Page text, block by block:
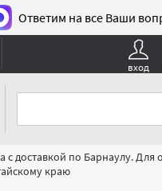
Ответим на все Ваши
вход
с доставкой по Барнаулу. Для
краю